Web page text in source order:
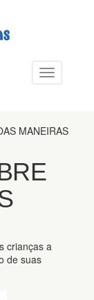
Alternar
MANEIRAS
crianças a
de suas